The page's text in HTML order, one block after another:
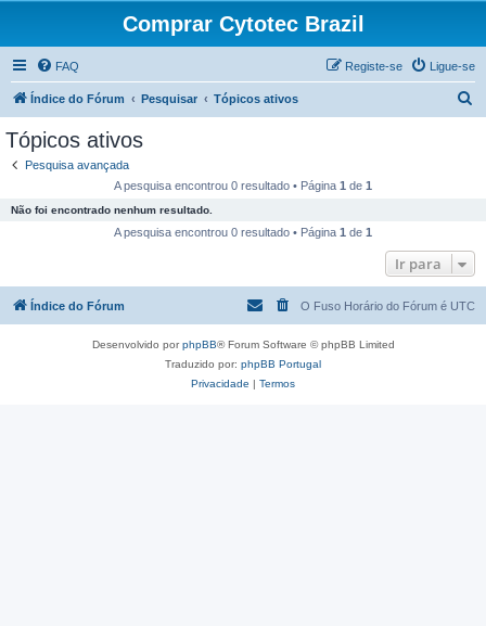
Comprar Cytotec Brazil
FAQ Ligue-se
Registe-se
Índice do Fórum Pesquisar Tópicos ativos
s
r
Tópicos ativos
Pesquisa avançada
A pesquisa encontrou 0 resultado • Página 1 de 1
Não foi encontrado nenhum resultado.
A pesquisa encontrou 0 resultado • Página 1 de 1
Ir para
Índice do Fórum O Fuso Horário do Fórum é UTC
Desenvolvido porphpBB® Forum Software © phpBB Limited
Traduzido por: phpBB Portugal
Privacidade | Termos